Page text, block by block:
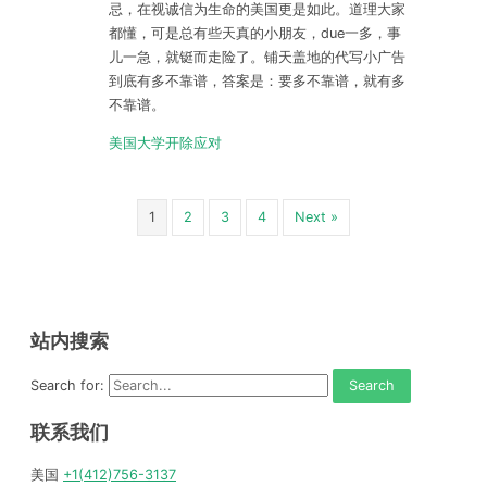
忌，在视诚信为生命的美国更是如此。道理大家
都懂，可是总有些天真的小朋友，due一多，事
儿一急，就铤而走险了。铺天盖地的代写小广告
到底有多不靠谱，答案是：要多不靠谱，就有多
不靠谱。
美国大学开除应对
1 2 3 4 Next »
站内搜索
Search for:
联系我们
美国 +1(412)756-3137